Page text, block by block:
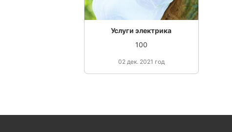
Услуги электрика
100
02 дек. 2021 год